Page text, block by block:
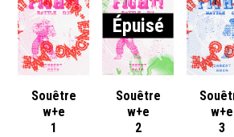
Souêtre
w+e
1
Épuisé
Souêtre
w+e
2
w+e
3